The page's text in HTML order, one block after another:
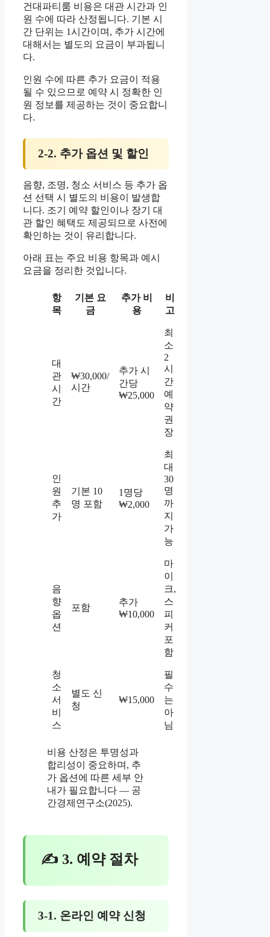
건대파티룸 비용은 대관 시간과 인
원 수에 따라 산정됩니다. 기본 시
간 단위는 1시간이며, 추가 시간에
대해서는 별도의 요금이 부과됩니
다.
인원 수에 따른 추가 요금이 적용
될 수 있으므로 예약 시 정확한 인
원 정보를 제공하는 것이 중요합니
다.
2-2. 추가 옵션 및 할인
음향, 조명, 청소 서비스 등 추가 옵
션 선택 시 별도의 비용이 발생합
니다. 조기 예약 할인이나 장기 대
관 할인 혜택도 제공되므로 사전에
확인하는 것이 유리합니다.
아래 표는 주요 비용 항목과 예시
요금을 정리한 것입니다.
항
목
기본 요
금
추가 비
용
비
고
대
관
시
간
₩30,000/
시간
추가 시
간당
₩25,000
최
소
2
시
간
예
약
권
장
인
원
추
가
기본 10
명 포함
1명당
₩2,000
최
대
30
명
까
지
가
능
음
향
옵
션
포함
추가
₩10,000
마
이
크,
스
피
커
포
함
청
소
서
비
스
별도 신
청
₩15,000
필
수
는
아
님
비용 산정은 투명성과
합리성이 중요하며, 추
가 옵션에 따른 세부 안
내가 필요합니다 — 공
간경제연구소(2025).
✍ 3. 예약 절차
3-1. 온라인 예약 신청